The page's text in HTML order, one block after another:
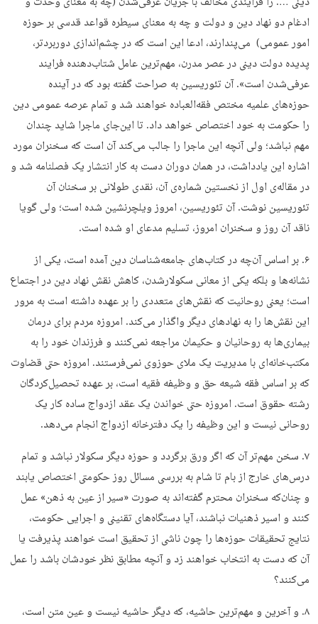
ادغام دو نهاد دین و دولت و چه به معنای سیطره قواعد قدسی بر حوزه
امور عمومی) می‌پندارند، ادعا این است که در چشم‌اندازی دوربردتر،
پدیده دولت دینی در عصر مدرن، مهم‌ترین عامل شتاب‌دهنده فرایند
عرفی‌شدن است». آن تئوریسین به صراحت گفته بود که در آینده
حوزه‌های علمیه مختص فقه‌العباده خواهند شد و تمام عرصه عمومی دین
را حکومت به خود اختصاص خواهد داد. تا این‌جای ماجرا شاید چندان
مهم نباشد؛ ولی آنچه این ماجرا را جالب می‌کند آن است که سخنران مورد
اشاره این یادداشت، در همان دوران دست به کار انتشار یک فصلنامه شد و
در مقاله‌ی اول از نخستین شماره‌ی آن، نقدی طولانی بر سخنان آن
تئوریسین نوشت. آن تئوریسین، امروز ویلچرنشین شده است؛ ولی گویا
ناقد آن روز و سخنران امروز، تسلیم مدعای او شده است.
۶. بر اساس آن‌چه در کتاب‌های جامعه‌شناسان دین آمده است، یکی از
نشانه‌ها و بلکه یکی از معانی سکولارشدن، کاهش نقش نهاد دین در اجتماع
است؛ یعنی روحانیت که نقش‌های متعددی را بر عهده داشته است به مرور
این نقش‌ها را به نهادهای دیگر واگذار می‌کند. امروزه مردم برای درمان
بیماری‌ها به روحانیان و حکیمان مراجعه نمی‌کنند و فرزندان خود را به
مکتب‌خانه‌ای با مدیریت یک ملای حوزوی نمی‌فرستند. امروزه حتی قضاوت
که بر اساس فقه شیعه حق و وظیفه فقیه است، بر عهده تحصیل‌کردگان
رشته حقوق است. امروزه حتی خواندن یک عقد ازدواج ساده کار یک
روحانی نیست و این وظیفه را یک دفترخانه ازدواج انجام می‌دهد.
۷. سخن مهم‌تر آن که اگر ورق برگردد و حوزه دیگر سکولار نباشد و تمام
درس‌های خارج از بام تا شام به بررسی مسائل روز حکومتی اختصاص یابند
و چنان‌که سخنران محترم گفته‌اند به صورت «سیر از عین به ذهن» عمل
کنند و اسیر ذهنیات نباشند، آيا دستگاه‌های تقنینی و اجرایی حکومت،
نتایج تحقیقات حوزه‌ها را چون ناشی از تحقیق است خواهند پذیرفت یا
آن که دست به انتخاب خواهند زد و آنچه مطابق نظر خودشان باشد را عمل
می‌کنند؟
۸. و آخرین و مهم‌ترین حاشیه، که دیگر حاشیه نیست و عین متن است،